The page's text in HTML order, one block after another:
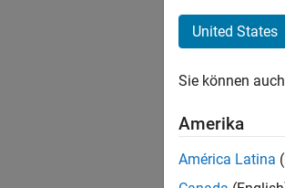
United States
Sie können
Amerika
América Latina